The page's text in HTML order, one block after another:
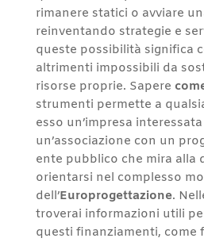
rimanere statici o avviare
reinventando strategie e
queste possibilità significa
altrimenti impossibili da
risorse proprie. Sapere
strumenti permette a
esso un’impresa
un’associazione con un
ente pubblico che mira alla
orientarsi nel complesso
dell’Europrogettazione.
troverai informazioni utili
questi finanziamenti, come